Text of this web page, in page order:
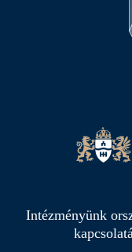
Intézményünk